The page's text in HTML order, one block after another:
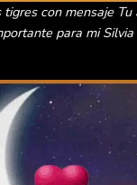
con mensaje Tu
para mi Silvia